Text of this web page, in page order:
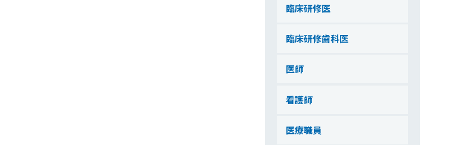
臨床研修医
臨床研修歯科医
医師
看護師
医療職員